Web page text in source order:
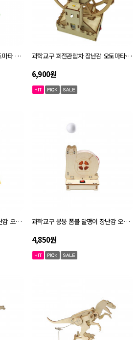
과학교구 수위 물높이 측정 오토마타 키트 자체설명서 과학교구 회전관람차 장난감 오토마타 키트 자체설명서
6,900원
과학교구 LED 풍력 발전기 장난감 오토마타 키트 자체설명서 과학교구 붕붕 폼볼 달팽이 장난감 오토마타 키트 자체설명서
4,850원